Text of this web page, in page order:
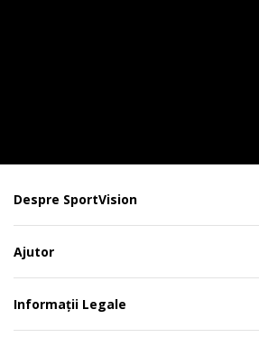
Despre SportVision
Ajutor
Informații Legale